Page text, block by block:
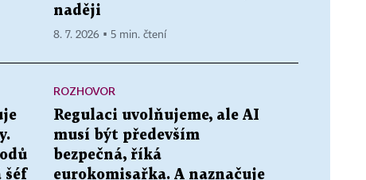
naději
8. 7. 2026 ▪ 5 min. čtení
šéf
ROZHOVOR
Regulaci uvolňujeme, ale AI
musí být především
bezpečná, říká
eurokomisařka. A naznačuje